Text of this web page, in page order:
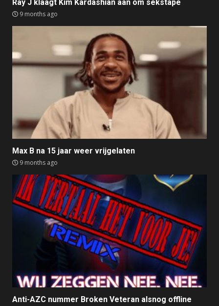
Ray J klaagt Kim Kardashian aan om sekstape
9 months ago
Max B na 15 jaar weer vrijgelaten
9 months ago
Anti-AZC nummer Broken Veteran alsnog offline